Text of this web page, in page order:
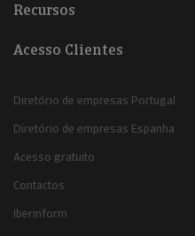
Recursos
Acesso Clientes
Diretório de empresas Portugal
Diretório de empresas Espanha
Acesso gratuito
Contactos
Iberinform